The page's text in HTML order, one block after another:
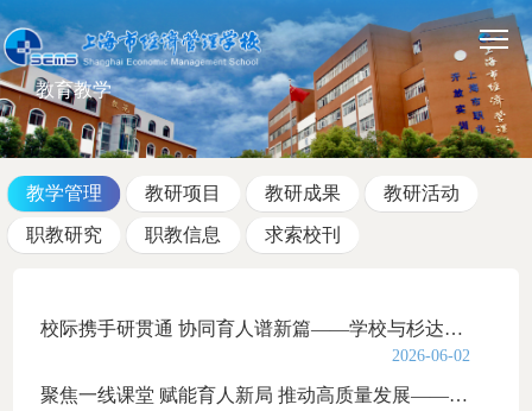
教育教学
教学管理 教研项目 教研成果 教研活动
职教研究 职教信息 求索校刊
校际携手研贯通 协同育人谱新篇——学校与杉达学院成功举办中本贯通金融学专业教学研讨会
2026-06-02
聚焦一线课堂 赋能育人新局 推动高质量发展——学校召开学风建设工作专题会